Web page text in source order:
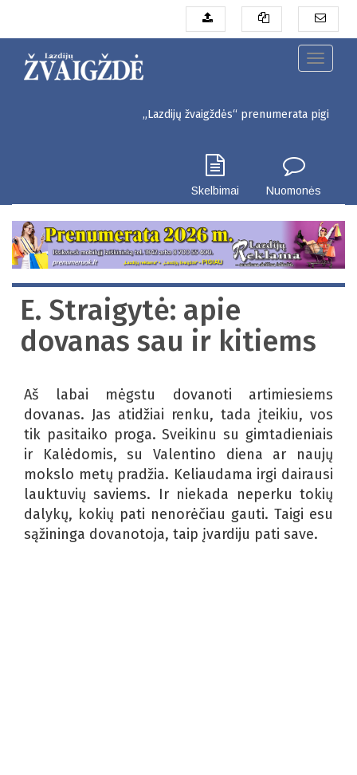
pagrindinį
Toggle
„Lazdijų žvaigždės“ prenumerata pigiau.
Skelbimai Nuomonės
E. Straigytė: apie
dovanas sau ir kitiems
Aš labai mėgstu dovanoti artimiesiems
dovanas. Jas atidžiai renku, tada įteikiu, vos
tik pasitaiko proga. Sveikinu su gimtadieniais
ir Kalėdomis, su Valentino diena ar naujų
mokslo metų pradžia. Keliaudama irgi dairausi
lauktuvių saviems. Ir niekada neperku tokių
dalykų, kokių pati nenorėčiau gauti. Taigi esu
sąžininga dovanotoja, taip įvardiju pati save.